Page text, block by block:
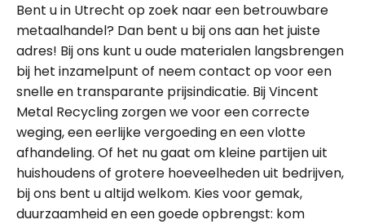
Bent u in Utrecht op zoek naar een betrouwbare
metaalhandel? Dan bent u bij ons aan het juiste
adres! Bij ons kunt u oude materialen langsbrengen
bij het inzamelpunt of neem contact op voor een
snelle en transparante prijsindicatie. Bij Vincent
Metal Recycling zorgen we voor een correcte
weging, een eerlijke vergoeding en een vlotte
afhandeling. Of het nu gaat om kleine partijen uit
huishoudens of grotere hoeveelheden uit bedrijven,
bij ons bent u altijd welkom. Kies voor gemak,
duurzaamheid en een goede opbrengst: kom